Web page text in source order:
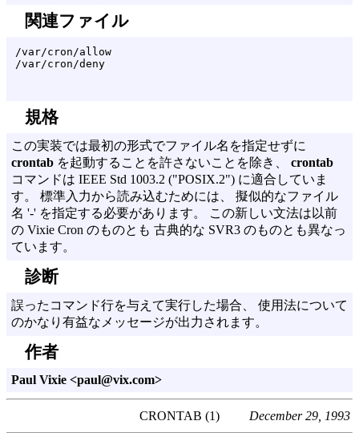
関連ファイル
/var/cron/allow
/var/cron/deny
規格
この実装では最初の形式でファイル名を指定せずに
crontab を起動することを許さないことを除き、 crontab
コマンドは IEEE Std 1003.2 ("POSIX.2") に適合していま
す。 標準入力から読み込むためには、 擬似的なファイル
名 '-' を指定する必要があります。 この新しい文法は以前
の Vixie Cron のものとも 古典的な SVR3 のものとも異なっ
ています。
診断
誤ったコマンド行を与えて実行した場合、 使用法について
のかなり有益なメッセージが出力されます。
作者
Paul Vixie <paul@vix.com>
CRONTAB (1) December 29, 1993